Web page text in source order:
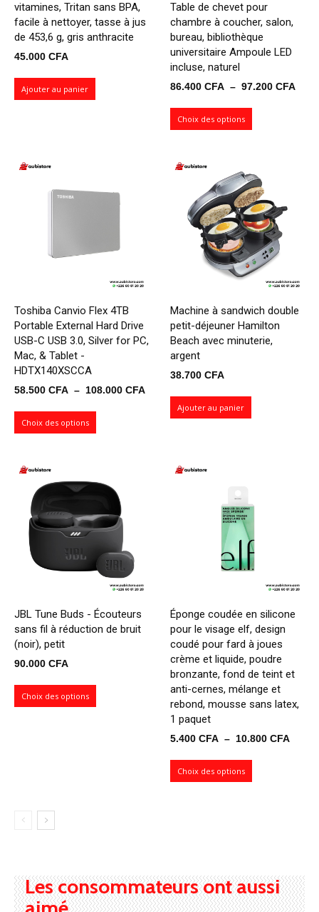
vitamines, Tritan sans BPA,
facile à nettoyer, tasse à jus
de 453,6 g, gris anthracite
45.000 CFA
Ajouter au panier
Table de chevet pour
chambre à coucher, salon,
bureau, bibliothèque
universitaire Ampoule LED
incluse, naturel
86.400 CFA – 97.200 CFA
Choix des options
Toshiba Canvio Flex 4TB
Portable External Hard Drive
USB-C USB 3.0, Silver for PC,
Mac, & Tablet -
HDTX140XSCCA
58.500 CFA – 108.000 CFA
108.000 CFA
Choix des options
Machine à sandwich double
petit-déjeuner Hamilton
Beach avec minuterie,
argent
38.700 CFA
Ajouter au panier
JBL Tune Buds - Écouteurs
sans fil à réduction de bruit
(noir), petit
90.000 CFA
Choix des options
Éponge coudée en silicone
pour le visage elf, design
coudé pour fard à joues
crème et liquide, poudre
bronzante, fond de teint et
anti-cernes, mélange et
rebond, mousse sans latex,
1 paquet
5.400 CFA – 10.800 CFA
Choix des options
Les consommateurs ont aussi